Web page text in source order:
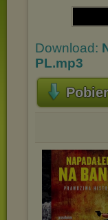
Download:
PL.mp3